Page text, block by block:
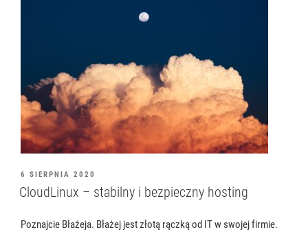
OPUBLIKOWANE
W
6 SIERPNIA 2020
CloudLinux – stabilny i bezpieczny hosting
Poznajcie Błażeja. Błażej jest złotą rączką od IT w swojej firmie.